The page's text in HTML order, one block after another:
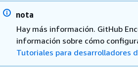
nota
Hay más información. GitHub
información sobre cómo
Tutoriales para desarrolladores